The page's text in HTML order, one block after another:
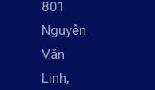
801
Nguyễn
Văn
Linh,